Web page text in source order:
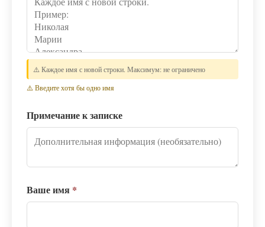
⚠️ Каждое имя с новой строки. Максимум: не ограничено
⚠️ Введите хотя бы одно имя
Примечание к записке
Ваше имя *